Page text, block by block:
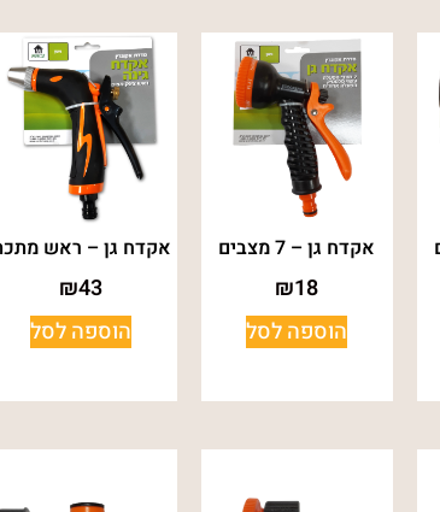
אקדח גן – 7 מצבים
₪18
הוספה לסל
אקדח גן – ראש
₪43
הוספה לסל